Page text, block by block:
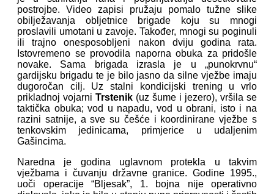
postrojbe. Video zapisi pružaju pomalo tužne slike
obilježavanja obljetnice brigade koju su mnogi
proslavili umotani u zavoje. Također, mnogi su poginuli
ili trajno onesposobljeni nakon dviju godina rata.
Istovremeno se provodila naporna obuka za pridošle
novake. Sama brigada izrasla je u „punokrvnu“
gardijsku brigadu te je bilo jasno da silne vježbe imaju
dugoročan cilj. Uz stalni kondicijski trening u vrlo
prikladnoj vojarni Trstenik (uz šume i jezero), vršila se
taktička obuka; vod u napadu, vod u obrani, isto i na
razini satnije, a sve su češće i koordinirane vježbe s
tenkovskim jedinicama, primjerice u udaljenim
Gašincima.
Naredna je godina uglavnom protekla u takvim
vježbama i čuvanju državne granice. Godine 1995.,
uoči operacije “Bljesak”, 1. bojna nije operativno